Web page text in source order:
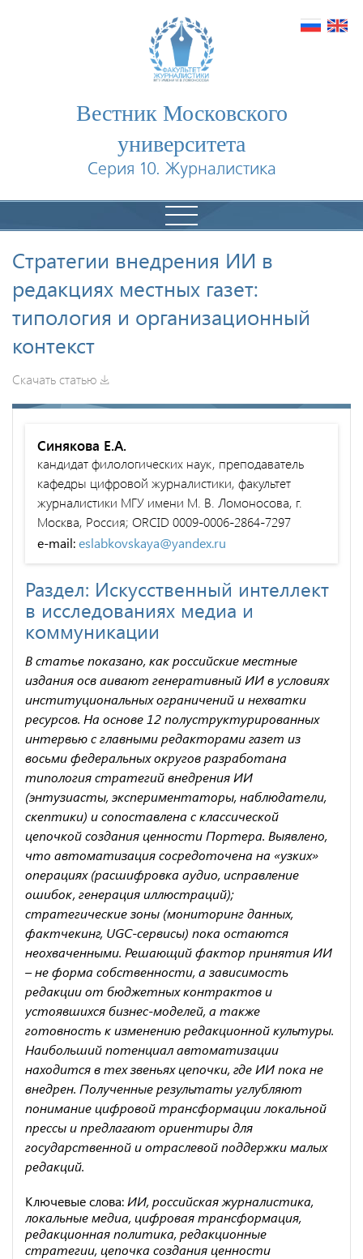
Вестник Московского
университета
Серия 10. Журналистика
Стратегии внедрения ИИ в
редакциях местных газет:
типология и организационный
контекст
Скачать статью
Синякова Е.А.
кандидат филологических наук, преподаватель
кафедры цифровой журналистики, факультет
журналистики МГУ имени М. В. Ломоносова, г.
Москва, Россия; ORCID 0009-0006-2864-7297
e-mail:eslabkovskaya@yandex.ru
Раздел: Искусственный интеллект
в исследованиях медиа и
коммуникации
В статье показано, как российские местные
издания осв аивают генеративный ИИ в условиях
институциональных ограничений и нехватки
ресурсов. На основе 12 полуструктурированных
интервью с главными редакторами газет из
восьми федеральных округов разработана
типология стратегий внедрения ИИ
(энтузиасты, экспериментаторы, наблюдатели,
скептики) и сопоставлена с классической
цепочкой создания ценности Портера. Выявлено,
что автоматизация сосредоточена на «узких»
операциях (расшифровка аудио, исправление
ошибок, генерация иллюстраций);
стратегические зоны (мониторинг данных,
фактчекинг, UGC-сервисы) пока остаются
неохваченными. Решающий фактор принятия ИИ
– не форма собственности, а зависимость
редакции от бюджетных контрактов и
устоявшихся бизнес-моделей, а также
готовность к изменению редакционной культуры.
Наибольший потенциал автоматизации
находится в тех звеньях цепочки, где ИИ пока не
внедрен. Полученные результаты углубляют
понимание цифровой трансформации локальной
прессы и предлагают ориентиры для
государственной и отраслевой поддержки малых
редакций.
Ключевые слова:ИИ, российская журналистика,
локальные медиа, цифровая трансформация,
редакционная политика, редакционные
стратегии, цепочка создания ценности